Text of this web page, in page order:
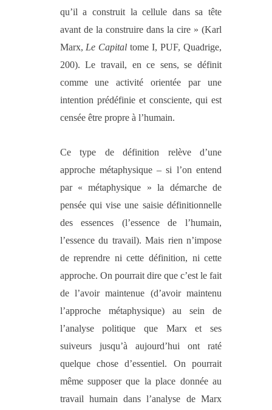
qu’il a construit la cellule dans sa tête
avant de la construire dans la cire » (Karl
Marx, Le Capital tome I, PUF, Quadrige,
200). Le travail, en ce sens, se définit
comme une activité orientée par une
intention prédéfinie et consciente, qui est
censée être propre à l’humain.
Ce type de définition relève d’une
approche métaphysique – si l’on entend
par « métaphysique » la démarche de
pensée qui vise une saisie définitionnelle
des essences (l’essence de l’humain,
l’essence du travail). Mais rien n’impose
de reprendre ni cette définition, ni cette
approche. On pourrait dire que c’est le fait
de l’avoir maintenue (d’avoir maintenu
l’approche métaphysique) au sein de
l’analyse politique que Marx et ses
suiveurs jusqu’à aujourd’hui ont raté
quelque chose d’essentiel. On pourrait
même supposer que la place donnée au
travail humain dans l’analyse de Marx